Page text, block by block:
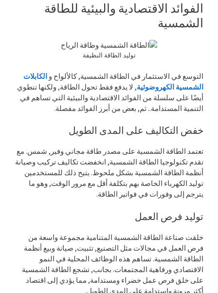
الفوائد الاقتصادية والبيئية للطاقة
الشمسية
توليد الطاقة النظيفة
التوسع في الاستثمار في الطاقة الشمسية, كالألواح و الكابلات
الشمسية الكهروضوئية, لا يدفع فقط تحول الطاقة, ولكنها تنطوي
أيضًا على سلسلة من الفوائد الاقتصادية والبيئية التي تساهم في
التنمية المستدامة.. ثم, بعض من أبرز الفوائد مفصلة.
خفض التكاليف على المدى الطويل
تعتمد الطاقة الشمسية على مصدر طاقة مجاني وفير, شمس. مع
تقدم تكنولوجيا الطاقة الشمسية, انخفضت تكاليف تركيب وصيانة
أنظمة الطاقة الشمسية بشكل ملحوظ. يتيح ذلك للمستخدمين
توليد الكهرباء الخاصة بهم بتكلفة أقل مع مرور الوقت, وهو ما
يترجم إلى وفورات في فواتير الطاقة.
توليد فرص العمل
خلقت صناعة الطاقة الشمسية المتنامية مجموعة واسعة من
فرص العمل في مجالات مثل التصنيع, تثبيت, صيانة وبيع أنظمة
الطاقة الشمسية. تساهم هذه الوظائف المحلية في النمو
الاقتصادي ورفاهية المجتمعات. بجانب, تشجع الطاقة الشمسية
على خلق فرص عمل خضراء ومستدامة, مما يؤدي إلى اقتصاد
أكثر مرونة واستدامة على المدى الطويل.